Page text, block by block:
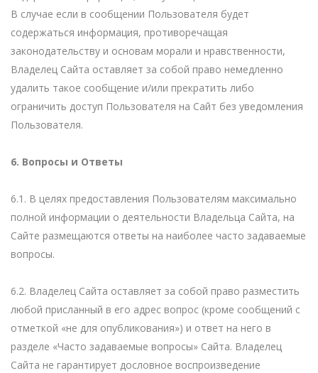
В случае если в сообщении Пользователя будет
содержаться информация, противоречащая
законодательству и основам морали и нравственности,
Владелец Сайта оставляет за собой право немедленно
удалить такое сообщение и/или прекратить либо
ограничить доступ Пользователя на Сайт без уведомления
Пользователя.
6. Вопросы и Ответы
6.1. В целях предоставления Пользователям максимально
полной информации о деятельности Владельца Сайта, на
Сайте размещаются ответы на наиболее часто задаваемые
вопросы.
6.2. Владелец Сайта оставляет за собой право разместить
любой присланный в его адрес вопрос (кроме сообщений с
отметкой «не для опубликования») и ответ на него в
разделе «Часто задаваемые вопросы» Сайта. Владелец
Сайта не гарантирует дословное воспроизведение